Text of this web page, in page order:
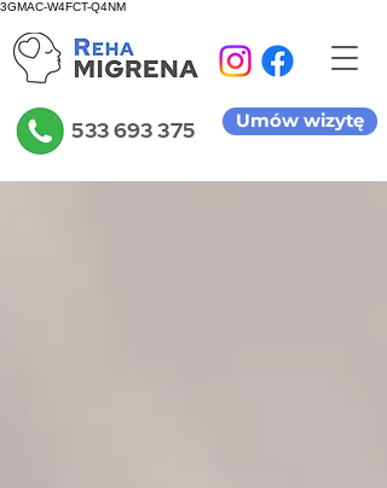
3GMAC-W4FCT-Q4NM
533 693 375 Umów wizytę